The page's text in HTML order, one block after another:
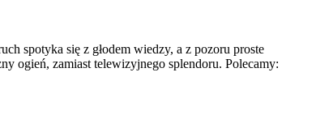
spotyka się z głodem wiedzy, a z pozoru proste
ogień, zamiast telewizyjnego splendoru. Polecamy: